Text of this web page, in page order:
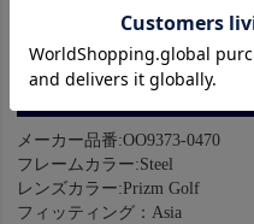
※パソコンやスマホによって
ます。
メーカー品番:OO9373-0470
フレームカラー:Steel
レンズカラー:Prizm Golf
フィッティング：Asia